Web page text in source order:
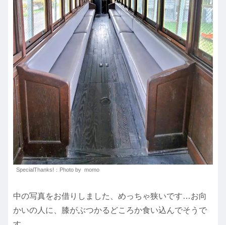
SpecialThanks!：Photo by momo
中の写真をお借りしました、めっちゃ狭いです…お向
かいの人に、膝がぶつかるどころか食い込んでそうで